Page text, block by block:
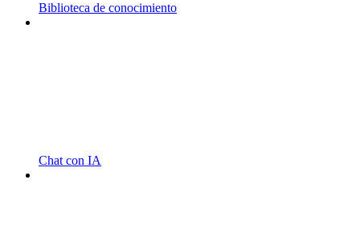
Biblioteca de conocimiento
Chat con IA